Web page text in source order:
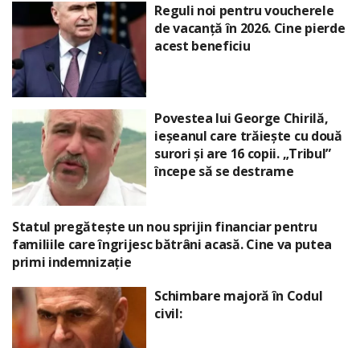
Reguli noi pentru voucherele
de vacanță în 2026. Cine pierde
acest beneficiu
Povestea lui George Chirilă,
ieșeanul care trăiește cu două
surori și are 16 copii. „Tribul”
începe să se destrame
Statul pregătește un nou sprijin financiar pentru
familiile care îngrijesc bătrâni acasă. Cine va putea
primi indemnizație
Schimbare majoră în Codul
civil: